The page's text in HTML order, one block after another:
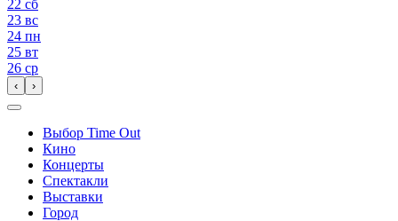
22 сб
23 вс
24 пн
25 вт
26 ср
‹ ›
Выбор Time Out
Кино
Концерты
Спектакли
Выставки
Город